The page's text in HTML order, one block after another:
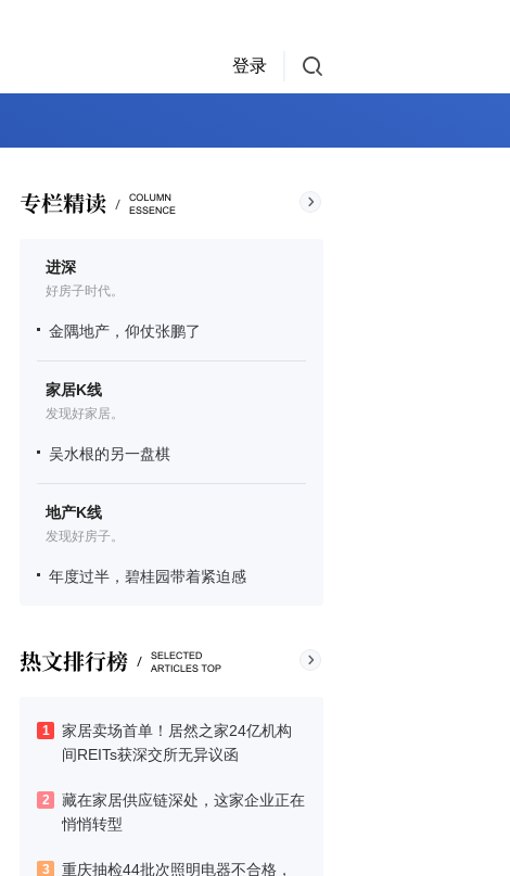
登录
进深
好房子时代。
金隅地产，仰仗张鹏了
家居K线
发现好家居。
吴水根的另一盘棋
地产K线
发现好房子。
年度过半，碧桂园带着紧迫感
1
家居卖场首单！居然之家24亿机构
间REITs获深交所无异议函
2
藏在家居供应链深处，这家企业正在
悄悄转型
3
重庆抽检44批次照明电器不合格，